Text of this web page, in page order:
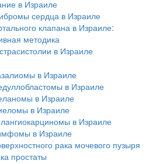
в Израиле
сердца в Израиле
клапана в Израиле:
методика
в Израиле
в Израиле
в Израиле
в Израиле
в Израиле
в Израиле
в Израиле
рака мочевого пузыря
простаты